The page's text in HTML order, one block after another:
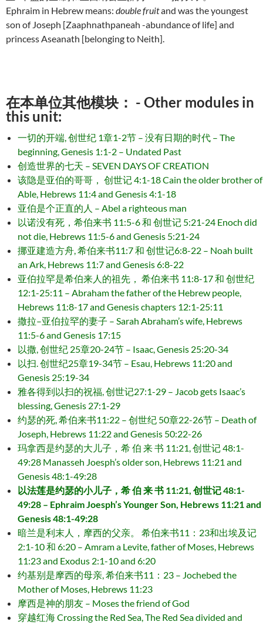
Ephraim in Hebrew means: double fruitand was the youngest
son of Joseph [Zaaphnathpaneah -abundance of life] and
princess Aseanath [belonging to Neith].
在本单位其他模块： - Other modules in
this unit:
一切的开端, 创世纪 1章1-2节 – 没有日期的时代 – The
beginning, Genesis 1:1-2 – Undated Past
创造世界的七天 – SEVEN DAYS OF CREATION
该隐是亚伯的哥哥， 创世记 4:1-18 Cain the older brother of
Able, Hebrews 11:4 and Genesis 4:1-18
亚伯是个正直的人 – Abel a righteous man
以诺没有死，希伯来书 11:5-6 和 创世记 5:21-24 Enoch did
not die, Hebrews 11:5-6 and Genesis 5:21-24
挪亚建造方舟, 希伯来书11:7 和 创世记6:8-22 – Noah built
an Ark, Hebrews 11:7 and Genesis 6:8-22
亚伯拉罕是希伯来人的祖先， 希伯来书 11:8-17 和 创世纪
12:1-25:11 – Abraham the father of the Hebrew people,
Hebrews 11:8-17 and Genesis chapters 12:1-25:11
撒拉–亚伯拉罕的妻子 – Sarah Abraham’s wife, Hebrews
11:5-6 and Genesis 17:15
以撒, 创世纪 25章20-24节 – Isaac, Genesis 25:20-34
以扫. 创世纪25章19-34节 – Esau, Hebrews 11:20 and
Genesis 25:19-34
雅各得到以扫的祝福, 创世记27:1-29 – Jacob gets Isaac’s
blessing, Genesis 27:1-29
约瑟的死, 希伯来书11:22 – 创世纪 50章22-26节 – Death of
Joseph, Hebrews 11:22 and Genesis 50:22-26
玛拿西是约瑟的大儿子，希 伯 来 书 11:21, 创世记 48:1-
49:28 Manasseh Joesph’s older son, Hebrews 11:21 and
Genesis 48:1-49:28
以法莲是约瑟的小儿子，希 伯 来 书 11:21, 创世记 48:1-
49:28 – Ephraim Joesph’s Younger Son, Hebrews 11:21 and
Genesis 48:1-49:28
暗兰是利末人，摩西的父亲。 希伯来书11：23和出埃及记
2:1-10 和 6:20 – Amram a Levite, father of Moses, Hebrews
11:23 and Exodus 2:1-10 and 6:20
约基别是摩西的母亲, 希伯来书11：23 – Jochebed the
Mother of Moses, Hebrews 11:23
摩西是神的朋友 – Moses the friend of God
穿越红海 Crossing the Red Sea, The Red Sea divided and